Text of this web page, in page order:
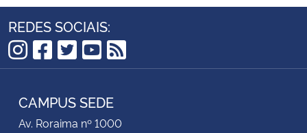
REDES SOCIAIS:
Instagram
Facebook
Twitter
YouTube
RSS
CAMPUS SEDE
Av. Roraima nº 1000